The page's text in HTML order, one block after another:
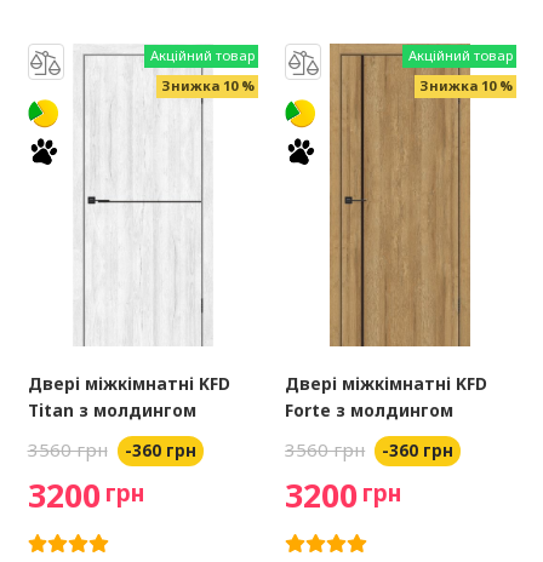
Акційний товар
Знижка 10 %
Двері міжкімнатні KFD
Titan з молдингом
3560 грн -360 грн
3200 грн
Акційний товар
Знижка 10 %
Двері міжкімнатні KFD
Forte з молдингом
3560 грн -360 грн
3200 грн